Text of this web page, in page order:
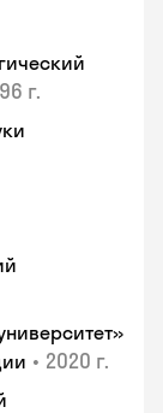
г.
• 2020 г.